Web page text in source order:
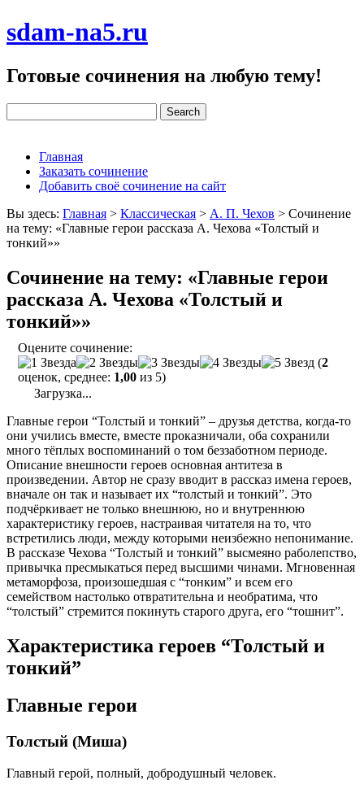
sdam-na5.ru
Готовые сочинения на любую тему!
Главная
Заказать сочинение
Добавить своё сочинение на сайт
Вы здесь: Главная > Классическая > А. П. Чехов > Сочинение
на тему: «Главные герои рассказа А. Чехова «Толстый и
тонкий»»
Сочинение на тему: «Главные герои
рассказа А. Чехова «Толстый и
тонкий»»
Оцените сочинение:
(2
оценок, среднее: 1,00 из 5)
Загрузка...
Главные герои “Толстый и тонкий” – друзья детства, когда-то
они учились вместе, вместе проказничали, оба сохранили
много тёплых воспоминаний о том беззаботном периоде.
Описание внешности героев основная антитеза в
произведении. Автор не сразу вводит в рассказ имена героев,
вначале он так и называет их “толстый и тонкий”. Это
подчёркивает не только внешнюю, но и внутреннюю
характеристику героев, настраивая читателя на то, что
встретились люди, между которыми неизбежно непонимание.
В рассказе Чехова “Толстый и тонкий” высмеяно раболепство,
привычка пресмыкаться перед высшими чинами. Мгновенная
метаморфоза, произошедшая с “тонким” и всем его
семейством настолько отвратительна и необратима, что
“толстый” стремится покинуть старого друга, его “тошнит”.
Характеристика героев “Толстый и
тонкий”
Главные герои
Толстый (Миша)
Главный герой, полный, добродушный человек.